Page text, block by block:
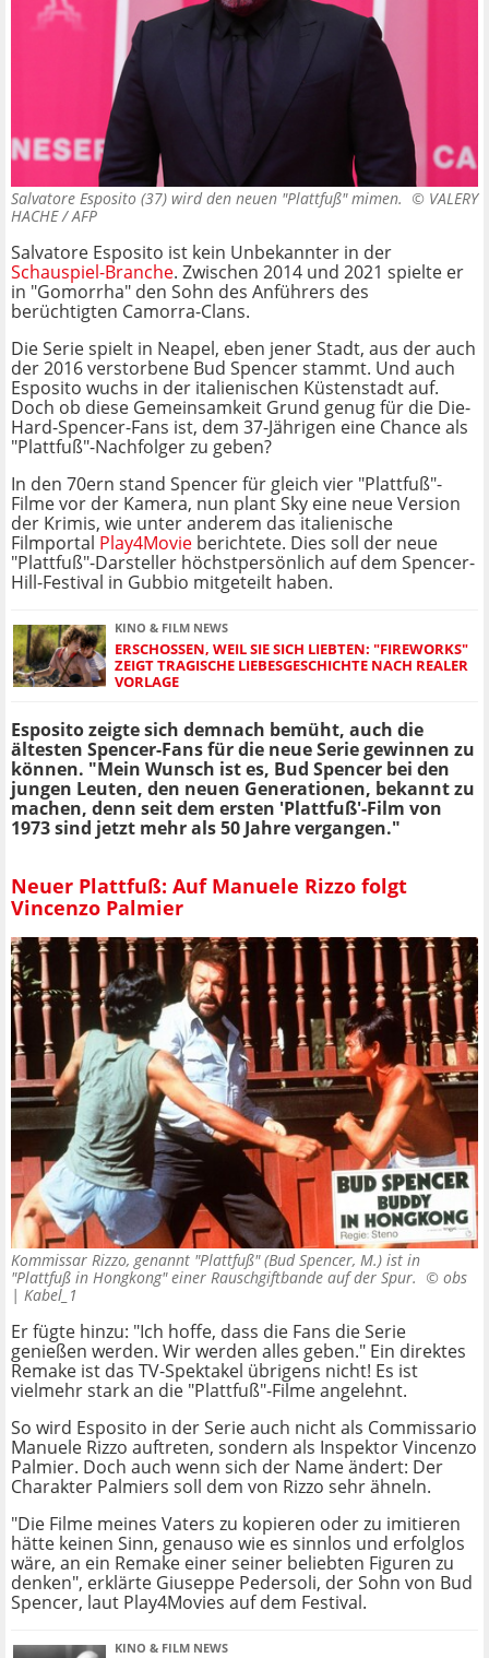
Salvatore Esposito (37) wird den neuen "Plattfuß" mimen. © VALERY
HACHE / AFP
Salvatore Esposito ist kein Unbekannter in der
Schauspiel-Branche. Zwischen 2014 und 2021 spielte er
in "Gomorrha" den Sohn des Anführers des
berüchtigten Camorra-Clans.
Die Serie spielt in Neapel, eben jener Stadt, aus der auch
der 2016 verstorbene Bud Spencer stammt. Und auch
Esposito wuchs in der italienischen Küstenstadt auf.
Doch ob diese Gemeinsamkeit Grund genug für die Die-
Hard-Spencer-Fans ist, dem 37-Jährigen eine Chance als
"Plattfuß"-Nachfolger zu geben?
In den 70ern stand Spencer für gleich vier "Plattfuß"-
Filme vor der Kamera, nun plant Sky eine neue Version
der Krimis, wie unter anderem das italienische
Filmportal Play4Movie berichtete. Dies soll der neue
"Plattfuß"-Darsteller höchstpersönlich auf dem Spencer-
Hill-Festival in Gubbio mitgeteilt haben.
KINO & FILM NEWS
ERSCHOSSEN, WEIL SIE SICH LIEBTEN: "FIREWORKS"
ZEIGT TRAGISCHE LIEBESGESCHICHTE NACH REALER
VORLAGE
Esposito zeigte sich demnach bemüht, auch die
ältesten Spencer-Fans für die neue Serie gewinnen zu
können. "Mein Wunsch ist es, Bud Spencer bei den
jungen Leuten, den neuen Generationen, bekannt zu
machen, denn seit dem ersten 'Plattfuß'-Film von
1973 sind jetzt mehr als 50 Jahre vergangen."
Neuer Plattfuß: Auf Manuele Rizzo folgt
Vincenzo Palmier
Kommissar Rizzo, genannt "Plattfuß" (Bud Spencer, M.) ist in
"Plattfuß in Hongkong" einer Rauschgiftbande auf der Spur. © obs
| Kabel_1
Er fügte hinzu: "Ich hoffe, dass die Fans die Serie
genießen werden. Wir werden alles geben." Ein direktes
Remake ist das TV-Spektakel übrigens nicht! Es ist
vielmehr stark an die "Plattfuß"-Filme angelehnt.
So wird Esposito in der Serie auch nicht als Commissario
Manuele Rizzo auftreten, sondern als Inspektor Vincenzo
Palmier. Doch auch wenn sich der Name ändert: Der
Charakter Palmiers soll dem von Rizzo sehr ähneln.
"Die Filme meines Vaters zu kopieren oder zu imitieren
hätte keinen Sinn, genauso wie es sinnlos und erfolglos
wäre, an ein Remake einer seiner beliebten Figuren zu
denken", erklärte Giuseppe Pedersoli, der Sohn von Bud
Spencer, laut Play4Movies auf dem Festival.
KINO & FILM NEWS